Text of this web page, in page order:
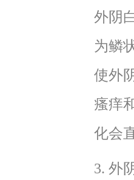
外阴
为鳞
使外
瘙痒
化会
3. 外